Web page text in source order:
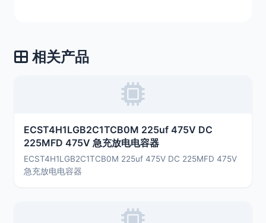
相关产品
ECST4H1LGB2C1TCB0M 225uf 475V DC
225MFD 475V 急充放电电容器
ECST4H1LGB2C1TCB0M 225uf 475V DC 225MFD 475V
急充放电电容器